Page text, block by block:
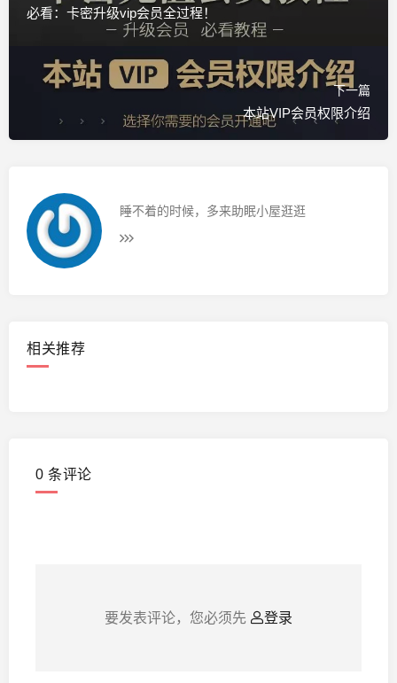
必看：卡密升级vip会员全过程！
下一篇
本站VIP会员权限介绍
睡不着的时候，多来助眠小屋逛逛
相关推荐
0 条评论
要发表评论，您必须先 登录